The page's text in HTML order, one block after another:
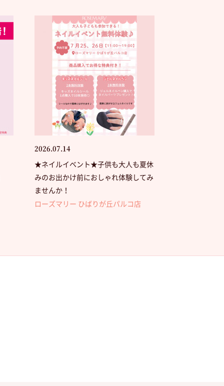
2026.07.14
★ネイルイベント★子供も大人も夏休
みのお出かけ前におしゃれ体験してみ
ませんか！
ローズマリー ひばりが丘パルコ店